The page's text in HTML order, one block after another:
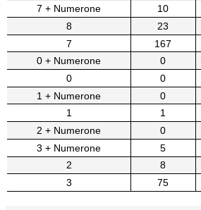
7 + Numerone
10
8
23
7
167
0 + Numerone
0
0
0
1 + Numerone
0
1
1
2 + Numerone
0
3 + Numerone
5
2
8
3
75